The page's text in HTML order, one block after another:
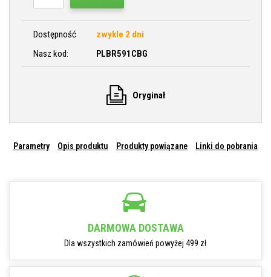
Dostępność
zwykle 2 dni
Nasz kod:
PLBR591CBG
Oryginał
Parametry Opis produktu Produkty powiązane Linki do pobrania
DARMOWA DOSTAWA
Dla wszystkich zamówień powyżej 499 zł